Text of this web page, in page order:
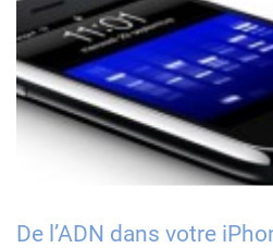
De l’ADN dans votre